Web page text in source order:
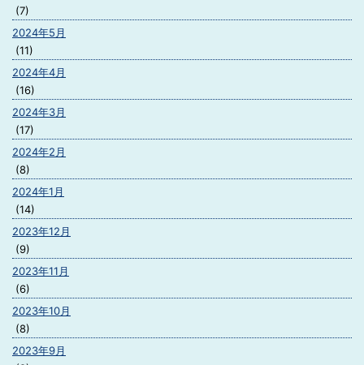
(7)
2024年5月
(11)
2024年4月
(16)
2024年3月
(17)
2024年2月
(8)
2024年1月
(14)
2023年12月
(9)
2023年11月
(6)
2023年10月
(8)
2023年9月